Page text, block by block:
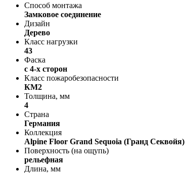
Способ монтажа
Замковое соединение
Дизайн
Дерево
Класс нагрузки
43
Фаска
с 4-х сторон
Класс пожаробезопасности
КМ2
Толщина, мм
4
Страна
Германия
Коллекция
Alpine Floor Grand Sequoia (Гранд Секвойя)
Поверхность (на ощупь)
рельефная
Длина, мм